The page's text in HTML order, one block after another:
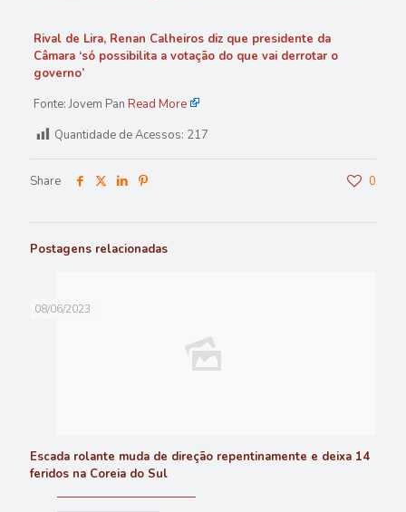
Rival de Lira, Renan Calheiros diz que presidente da
Câmara ‘só possibilita a votação do que vai derrotar o
governo’
Fonte: Jovem Pan Read More
Quantidade de Acessos: 217
Share 0
Postagens relacionadas
08/06/2023
Escada rolante muda de direção repentinamente e deixa 14
feridos na Coreia do Sul